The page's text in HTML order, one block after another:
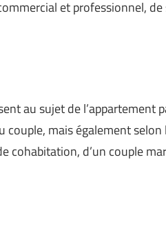
et professionnel,
au sujet de l’appartement
mais également selon
cohabitation, d’un couple